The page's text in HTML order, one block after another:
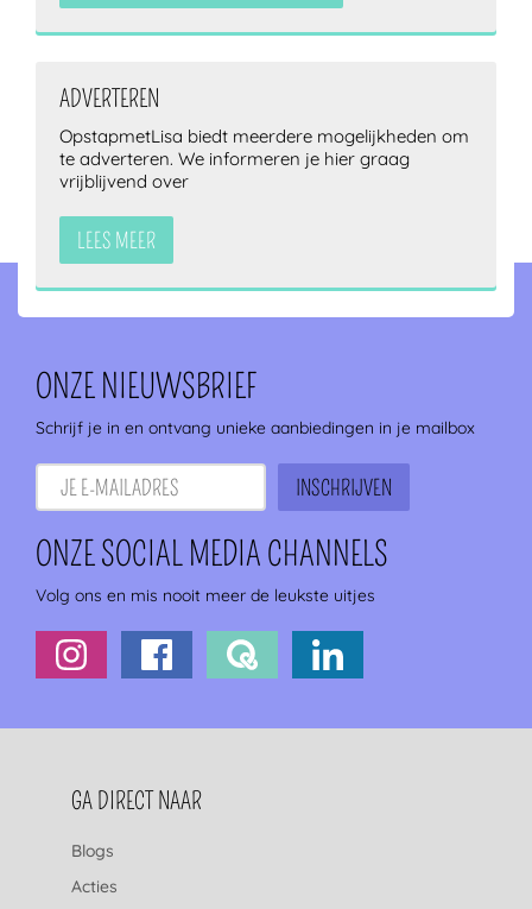
ADVERTEREN
OpstapmetLisa biedt meerdere mogelijkheden om
te adverteren. We informeren je hier graag
vrijblijvend over
LEES MEER
ONZE NIEUWSBRIEF
Schrijf je in en ontvang unieke aanbiedingen in je mailbox
ONZE SOCIAL MEDIA CHANNELS
Volg ons en mis nooit meer de leukste uitjes
FOOTERNAVIGATIE
GA DIRECT NAAR
Blogs
Acties